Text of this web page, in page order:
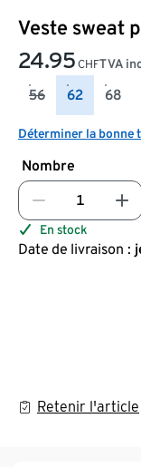
Veste sweat
24.95 CHFTVA
56 62 68
Déterminer la bonne
Nombre
En stock
Date de livraison :
Retenir l'article